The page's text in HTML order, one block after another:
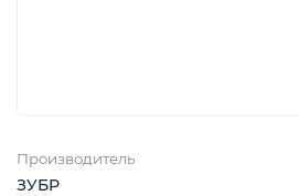
Производитель
ЗУБР